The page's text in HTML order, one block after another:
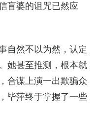
盲婆的诅咒已然应
自然不以为然，认定
她甚至推测，根本就
合谋上演一出欺骗众
毕萍终于掌握了一些